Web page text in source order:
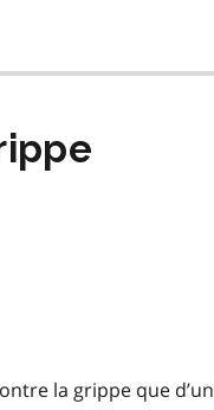
la grippe que d’un